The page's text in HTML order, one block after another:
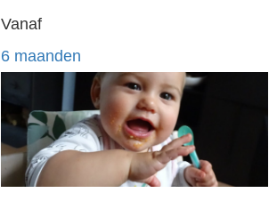
Vanaf
6 maanden